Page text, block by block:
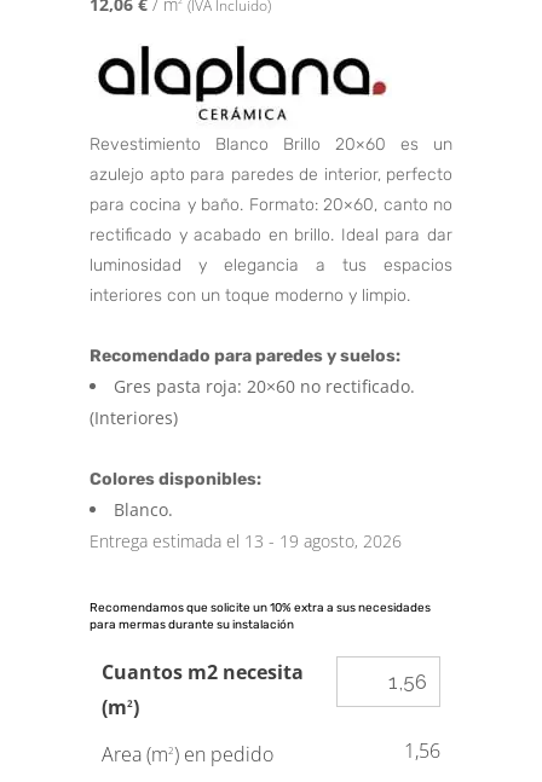
(IVA Incluido)
Revestimiento Blanco Brillo 20×60 es un
azulejo apto para paredes de interior, perfecto
para cocina y baño. Formato: 20×60, canto no
rectificado y acabado en brillo. Ideal para dar
luminosidad y elegancia a tus espacios
interiores con un toque moderno y limpio.
Recomendado para paredes y suelos:
Gres pasta roja: 20×60 no rectificado.
(Interiores)
Colores disponibles:
Blanco.
Entrega estimada el 13 - 19 agosto, 2026
Recomendamos que solicite un 10% extra a sus necesidades
para mermas durante su instalación
Cuantos m2 necesita
(m2)
Area (m2) en pedido
1,56